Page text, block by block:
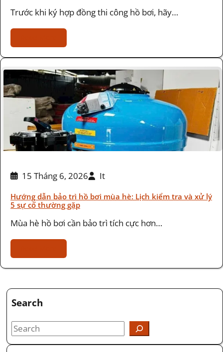
Trước khi ký hợp đồng thi công hồ bơi, hãy…
15 Tháng 6, 2026 It
Hướng dẫn bảo trì hồ bơi mùa hè: Lịch kiểm tra và xử lý
5 sự cố thường gặp
Mùa hè hồ bơi cần bảo trì tích cực hơn…
Search